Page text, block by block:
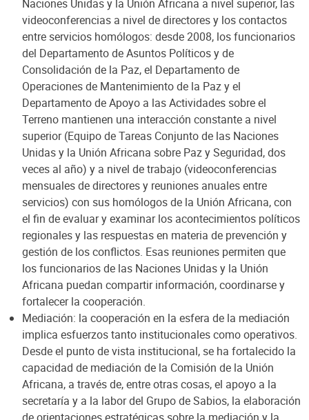
Naciones Unidas y la Unión Africana a nivel superior, las
videoconferencias a nivel de directores y los contactos
entre servicios homólogos: desde 2008, los funcionarios
del Departamento de Asuntos Políticos y de
Consolidación de la Paz, el Departamento de
Operaciones de Mantenimiento de la Paz y el
Departamento de Apoyo a las Actividades sobre el
Terreno mantienen una interacción constante a nivel
superior (Equipo de Tareas Conjunto de las Naciones
Unidas y la Unión Africana sobre Paz y Seguridad, dos
veces al año) y a nivel de trabajo (videoconferencias
mensuales de directores y reuniones anuales entre
servicios) con sus homólogos de la Unión Africana, con
el fin de evaluar y examinar los acontecimientos políticos
regionales y las respuestas en materia de prevención y
gestión de los conflictos. Esas reuniones permiten que
los funcionarios de las Naciones Unidas y la Unión
Africana puedan compartir información, coordinarse y
fortalecer la cooperación.
Mediación: la cooperación en la esfera de la mediación
implica esfuerzos tanto institucionales como operativos.
Desde el punto de vista institucional, se ha fortalecido la
capacidad de mediación de la Comisión de la Unión
Africana, a través de, entre otras cosas, el apoyo a la
secretaría y a la labor del Grupo de Sabios, la elaboración
de orientaciones estratégicas sobre la mediación y la